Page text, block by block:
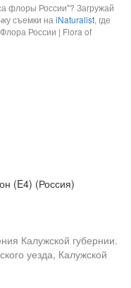
флоры России"? Загружай
съемки на iNaturalist, где
России | Flora of
(E4) (Россия)
Калужской губернии.
уезда, Калужской